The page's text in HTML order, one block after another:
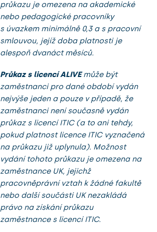
průkazu je omezena na akademické
nebo pedagogické pracovníky
s úvazkem minimálně 0,3 a s pracovní
smlouvou, jejíž doba platnosti je
alespoň dvanáct měsíců.
Průkaz s licencí ALIVEmůže být
zaměstnanci pro dané období vydán
nejvýše jeden a pouze v případě, že
zaměstnanci není současně vydán
průkaz s licencí ITIC (a to ani tehdy,
pokud platnost licence ITIC vyznačená
na průkazu již uplynula). Možnost
vydání tohoto průkazu je omezena na
zaměstnance UK, jejichž
pracovněprávní vztah k žádné fakultě
nebo další součásti UK nezakládá
právo na získání průkazu
zaměstnance s licencí ITIC.